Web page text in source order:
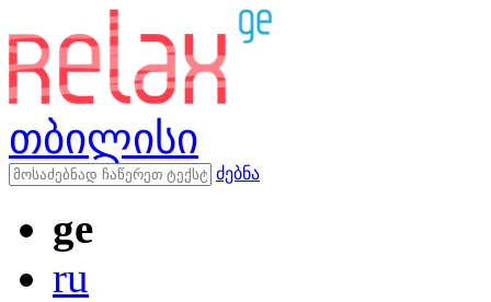
თბილისი
ძებნა
ge
ru